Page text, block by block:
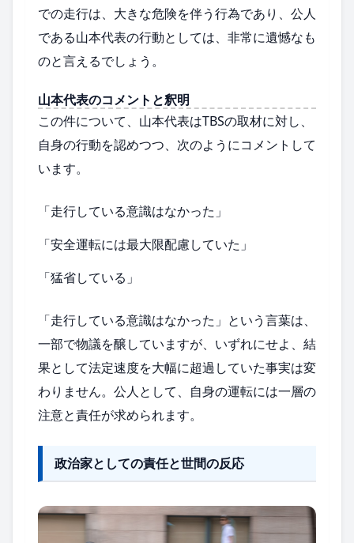
での走行は、大きな危険を伴う行為であり、公人
である山本代表の行動としては、非常に遺憾なも
のと言えるでしょう。
山本代表のコメントと釈明
この件について、山本代表はTBSの取材に対し、
自身の行動を認めつつ、次のようにコメントして
います。
「走行している意識はなかった」
「安全運転には最大限配慮していた」
「猛省している」
「走行している意識はなかった」という言葉は、
一部で物議を醸していますが、いずれにせよ、結
果として法定速度を大幅に超過していた事実は変
わりません。公人として、自身の運転には一層の
注意と責任が求められます。
政治家としての責任と世間の反応